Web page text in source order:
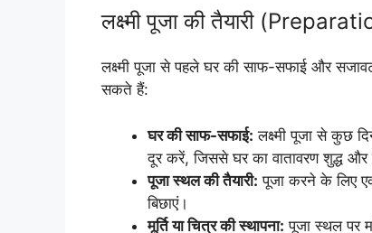
लक्ष्मी पूजा की तैयारी
लक्ष्मी पूजा से पहले घर की साफ-सफाई और
सकते हैं:
घर की साफ-सफाई: लक्ष्मी पूजा से कुछ
दूर करें, जिससे घर का वातावरण शुद्ध और
पूजा स्थल की तैयारी: पूजा करने के लिए
बिछाएं।
मूर्ति या चित्र की स्थापना: पूजा स्थल पर